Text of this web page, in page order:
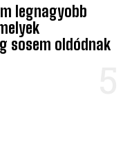
legnagyobb
sosem oldódnak